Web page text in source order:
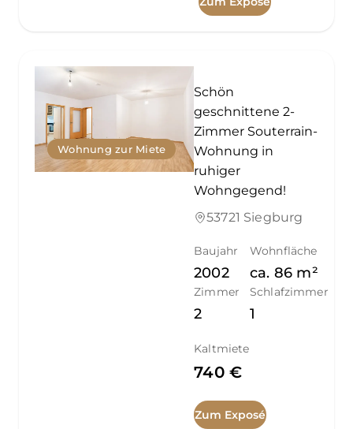
Wohnung zur Miete
Schön
geschnittene 2-
Zimmer Souterrain-
Wohnung in
ruhiger
Wohngegend!
53721 Siegburg
Baujahr
2002
Wohnfläche
ca. 86 m²
Zimmer
2
Schlafzimmer
1
Kaltmiete
740 €
Zum Exposé